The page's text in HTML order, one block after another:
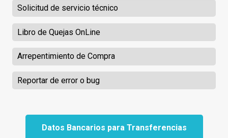
Solicitud de servicio técnico
Libro de Quejas OnLine
Arrepentimiento de Compra
Reportar de error o bug
Datos Bancarios para Transferencias